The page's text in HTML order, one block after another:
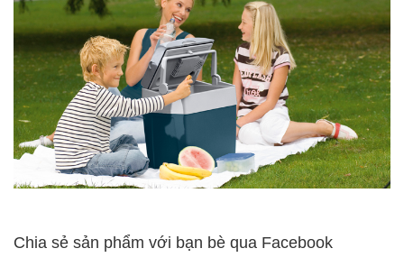
Chia sẻ sản phẩm với bạn bè qua Facebook